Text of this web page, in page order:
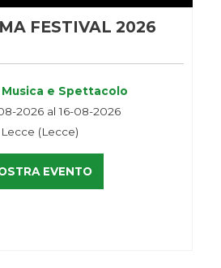
FESTIVAL 2026
Musica e Spettacolo
2026 al 16-08-2026
Lecce (Lecce)
EVENTO